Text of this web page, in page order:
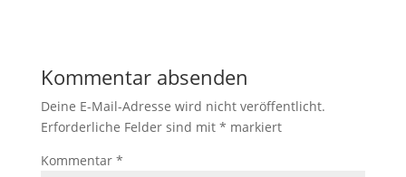
Kommentar absenden
Deine E-Mail-Adresse wird nicht veröffentlicht.
Erforderliche Felder sind mit * markiert
Kommentar *